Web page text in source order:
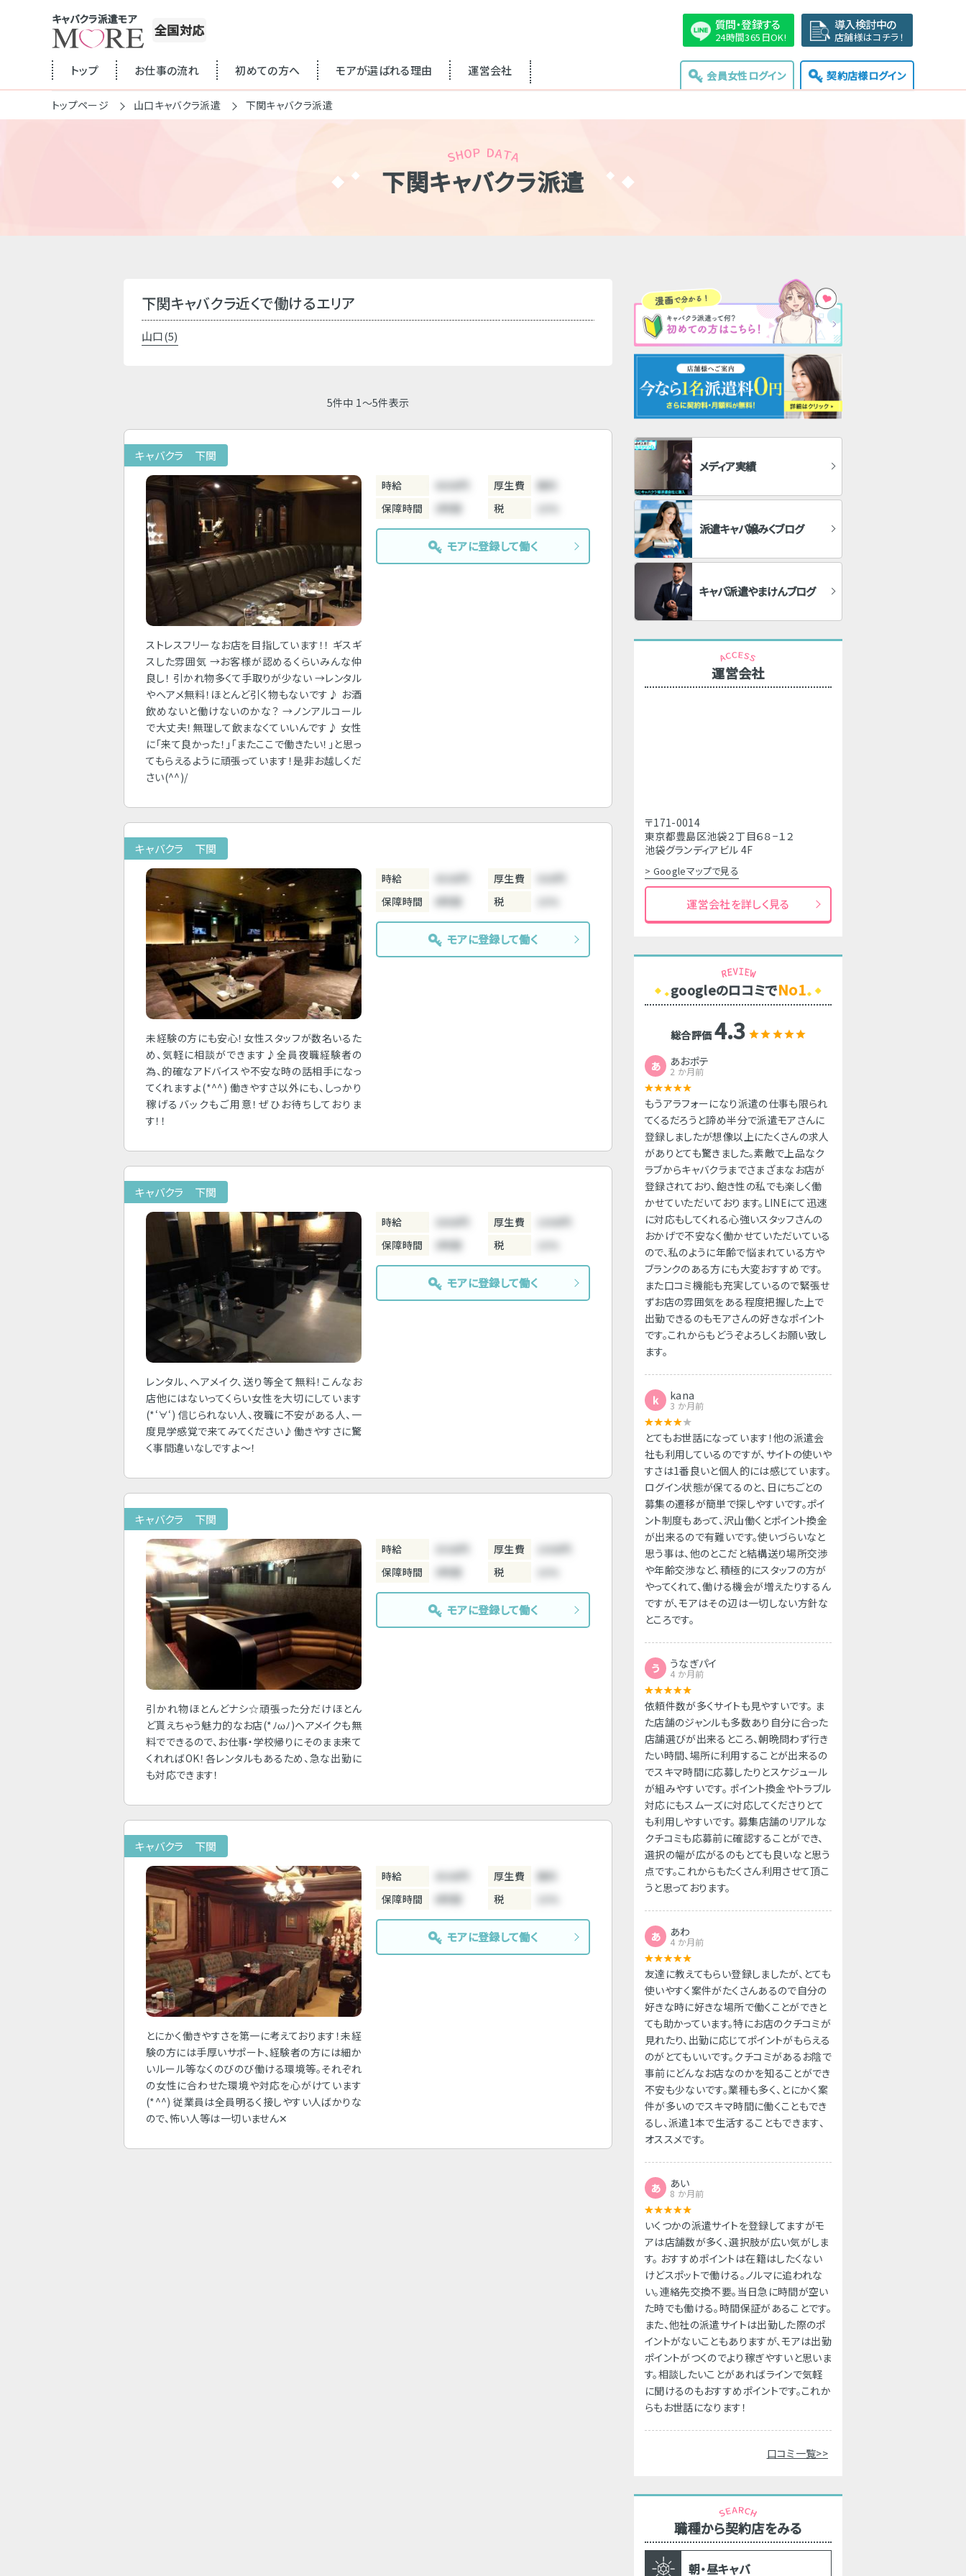
キャバクラ派遣モア
全国対応 質問・登録する
24時間365日OK!
導入検討中の
店舗様はコチラ！
トップ お仕事の流れ 初めての方へ モアが選ばれる理由 運営会社 会員女性ログイン 契約店様ログイン
トップページ 山口キャバクラ派遣 下関キャバクラ派遣
下関キャバクラ派遣
下関キャバクラ近くで働けるエリア
山口(5)
5件中 1～5件表示
キャバクラ 下関
ストレスフリーなお店を目指しています！！ ギスギ
スした雰囲気 →お客様が認めるくらいみんな仲
良し！ 引かれ物多くて手取りが少ない →レンタル
やヘアメ無料！ほとんど引く物もないです♪ お酒
飲めないと働けないのかな？ →ノンアルコール
で大丈夫！無理して飲まなくていいんです♪ 女性
に「来て良かった！」「またここで働きたい！」と思っ
てもらえるように頑張っています！是非お越しくだ
さい(^^)/
時給 4000円 厚生費
無料
保障時間
3時間 税
モアに登録して働く
キャバクラ 下関
未経験の方にも安心！女性スタッフが数名いるた
め、気軽に相談ができます♪全員夜職経験者の
為、的確なアドバイスや不安な時の話相手になっ
てくれますよ(*^^) 働きやすさ以外にも、しっかり
稼げるバックもご用意！ぜひお待ちしておりま
す！！
時給 4500円 厚生費
保障時間
6時間 税
モアに登録して働く
キャバクラ 下関
レンタル、ヘアメイク、送り等全て無料！こんなお
店他にはないってくらい女性を大切にしています
(*‘∀‘) 信じられない人、夜職に不安がある人、一
度見学感覚で来てみてください♪働きやすさに驚
く事間違いなしですよ～！
時給 3800円 厚生費
1000円
保障時間
3時間 税
モアに登録して働く
キャバクラ 下関
引かれ物ほとんどナシ☆頑張った分だけほとん
ど貰えちゃう魅力的なお店(*ﾉωﾉ)ヘアメイクも無
料でできるので、お仕事・学校帰りにそのまま来て
くれればOK！各レンタルもあるため、急な出勤に
も対応できます！
時給 3500円 厚生費
1000円
保障時間
3時間 税
モアに登録して働く
キャバクラ 下関
とにかく働きやすさを第一に考えております！未経
験の方には手厚いサポート、経験者の方には細か
いルール等なくのびのび働ける環境等。それぞれ
の女性に合わせた環境や対応を心がけています
(*^^) 従業員は全員明るく接しやすい人ばかりな
ので、怖い人等は一切いません✕
時給 4500円 厚生費
無料
保障時間
6時間 税
モアに登録して働く
メディア実績
派遣キャバ嬢みくブログ
キャバ派遣やまけんブログ
運営会社
〒171-0014
東京都豊島区池袋２丁目６８−１２
池袋グランディアビル 4F
> Googleマップで見る
運営会社を詳しく見る
googleのロコミでNo1
総合評価4.3
あ あおポテ
2 か月前
もうアラフォーになり派遣の仕事も限られ
てくるだろうと諦め半分で派遣モアさんに
登録しましたが想像以上にたくさんの求人
がありとても驚きました。素敵で上品なク
ラブからキャバクラまでさまざまなお店が
登録されており、飽き性の私でも楽しく働
かせていただいております。LINEにて迅速
に対応もしてくれる心強いスタッフさんの
おかげで不安なく働かせていただいている
ので、私のように年齢で悩まれている方や
ブランクのある方にも大変おすすめです。
また口コミ機能も充実しているので緊張せ
ずお店の雰囲気をある程度把握した上で
出勤できるのもモアさんの好きなポイント
です。これからもどうぞよろしくお願い致し
ます。
k kana
3 か月前
とてもお世話になっています！他の派遣会
社も利用しているのですが、サイトの使いや
すさは1番良いと個人的には感じています。
ログイン状態が保てるのと、日にちごとの
募集の遷移が簡単で探しやすいです。ポイ
ント制度もあって、沢山働くとポイント換金
が出来るので有難いです。使いづらいなと
思う事は、他のとこだと結構送り場所交渉
や年齢交渉など、積極的にスタッフの方が
やってくれて、働ける機会が増えたりするん
ですが、モアはその辺は一切しない方針な
ところです。
う うなぎパイ
4 か月前
依頼件数が多くサイトも見やすいです。 ま
た店舗のジャンルも多数あり自分に合った
店舗選びが出来るところ、朝晩問わず行き
たい時間、場所に利用することが出来るの
でスキマ時間に応募したりとスケジュール
が組みやすいです。 ポイント換金やトラブル
対応にもスムーズに対応してくださりとて
も利用しやすいです。 募集店舗のリアルな
クチコミも応募前に確認することができ、
選択の幅が広がるのもとても良いなと思う
点です。これからもたくさん利用させて頂こ
うと思っております。
あ あわ
4 か月前
友達に教えてもらい登録しましたが、とても
使いやすく案件がたくさんあるので自分の
好きな時に好きな場所で働くことができと
ても助かっています。特にお店のクチコミが
見れたり、出勤に応じてポイントがもらえる
のがとてもいいです。クチコミがあるお陰で
事前にどんなお店なのかを知ることができ
不安も少ないです。業種も多く、とにかく案
件が多いのでスキマ時間に働くこともでき
るし、派遣1本で生活することもできます、
オススメです。
あ あい
8 か月前
いくつかの派遣サイトを登録してますがモ
アは店舗数が多く、選択肢が広い気がしま
す。 おすすめポイントは在籍はしたくない
けどスポットで働ける。ノルマに追われな
い。連絡先交換不要。当日急に時間が空い
た時でも働ける。時間保証があることです。
また、他社の派遣サイトは出勤した際のポ
イントがないこともありますが、モアは出勤
ポイントがつくのでより稼ぎやすいと思いま
す。相談したいことがあればラインで気軽
に聞けるのもおすすめポイントです。これか
らもお世話になります！
口コミ一覧>>
職種から契約店をみる
朝・昼キャバ